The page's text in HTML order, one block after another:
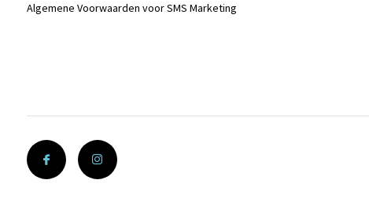
Algemene Voorwaarden voor SMS Marketing